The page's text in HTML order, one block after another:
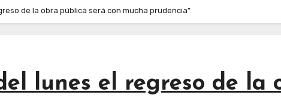
de la obra pública será con mucha prudencia”
lunes el regreso de la